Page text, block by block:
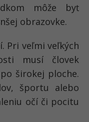
môže byť
obrazovke.
Pri veľmi veľkých
musí človek
širokej ploche.
športu alebo
očí či pocitu